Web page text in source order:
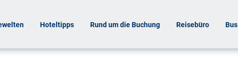
Hoteltipps Rund um die Buchung Reisebüro Bus